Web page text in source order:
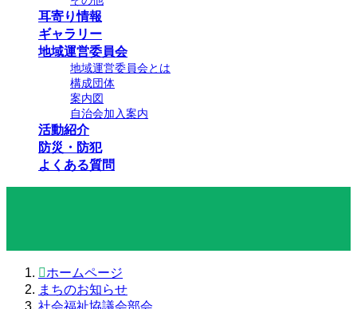
耳寄り情報
ギャラリー
地域運営委員会
地域運営委員会とは
構成団体
案内図
自治会加入案内
活動紹介
防災・防犯
よくある質問
ホームページ
まちのお知らせ
社会福祉協議会部会